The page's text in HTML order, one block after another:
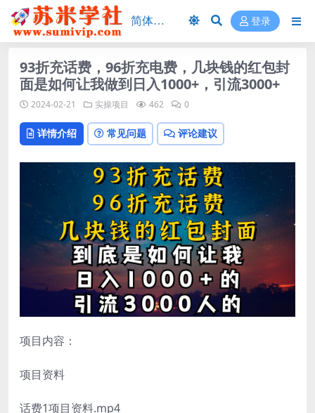
登录
93折充话费，96折充电费，几块钱的红包封
面是如何让我做到日入1000+，引流3000+
2024-02-21 实操项目 462 0
详情介绍 常见问题 评论建议
项目内容：
项目资料
话费1项目资料.mp4